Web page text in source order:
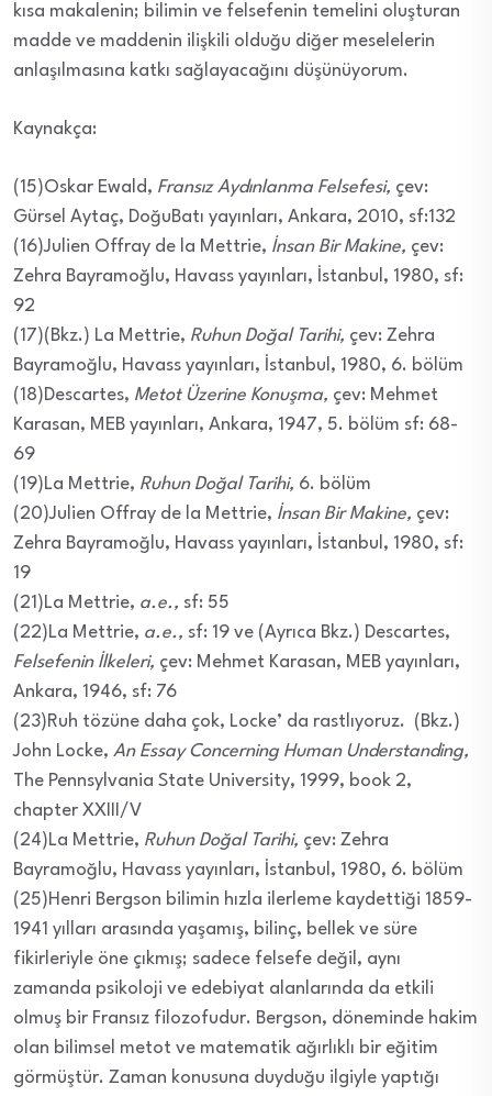
kısa makalenin; bilimin ve felsefenin temelini oluşturan
madde ve maddenin ilişkili olduğu diğer meselelerin
anlaşılmasına katkı sağlayacağını düşünüyorum.
Kaynakça:
(15)Oskar Ewald, Fransız Aydınlanma Felsefesi, çev:
Gürsel Aytaç, DoğuBatı yayınları, Ankara, 2010, sf:132
(16)Julien Offray de la Mettrie, İnsan Bir Makine, çev:
Zehra Bayramoğlu, Havass yayınları, İstanbul, 1980, sf:
92
(17)(Bkz.) La Mettrie, Ruhun Doğal Tarihi, çev: Zehra
Bayramoğlu, Havass yayınları, İstanbul, 1980, 6. bölüm
(18)Descartes, Metot Üzerine Konuşma, çev: Mehmet
Karasan, MEB yayınları, Ankara, 1947, 5. bölüm sf: 68-
69
(19)La Mettrie, Ruhun Doğal Tarihi, 6. bölüm
(20)Julien Offray de la Mettrie, İnsan Bir Makine, çev:
Zehra Bayramoğlu, Havass yayınları, İstanbul, 1980, sf:
19
(21)La Mettrie, a.e., sf: 55
(22)La Mettrie, a.e., sf: 19 ve (Ayrıca Bkz.) Descartes,
Felsefenin İlkeleri, çev: Mehmet Karasan, MEB yayınları,
Ankara, 1946, sf: 76
(23)Ruh tözüne daha çok, Locke’ da rastlıyoruz. (Bkz.)
John Locke, An Essay Concerning Human Understanding,
The Pennsylvania State University, 1999, book 2,
chapter XXIII/V
(24)La Mettrie, Ruhun Doğal Tarihi, çev: Zehra
Bayramoğlu, Havass yayınları, İstanbul, 1980, 6. bölüm
(25)Henri Bergson bilimin hızla ilerleme kaydettiği 1859-
1941 yılları arasında yaşamış, bilinç, bellek ve süre
fikirleriyle öne çıkmış; sadece felsefe değil, aynı
zamanda psikoloji ve edebiyat alanlarında da etkili
olmuş bir Fransız filozofudur. Bergson, döneminde hakim
olan bilimsel metot ve matematik ağırlıklı bir eğitim
görmüştür. Zaman konusuna duyduğu ilgiyle yaptığı